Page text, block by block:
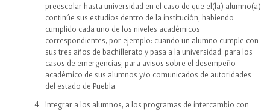
preescolar hasta universidad en el caso de que el(la) alumno(a)
continúe sus estudios dentro de la institución, habiendo
cumplido cada uno de los niveles académicos
correspondientes, por ejemplo: cuando un alumno cumple con
sus tres años de bachillerato y pasa a la universidad; para los
casos de emergencias; para avisos sobre el desempeño
académico de sus alumnos y/o comunicados de autoridades
del estado de Puebla.
Integrar a los alumnos, a los programas de intercambio con